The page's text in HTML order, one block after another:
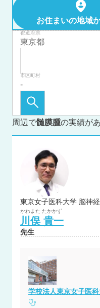
お住まいの地域
都道府県
市区町村
周辺で髄膜腫の実績が
東京女子医科大学 脳神
かわまた たかかず
川俣 貴一
先生
学校法人東京女子医